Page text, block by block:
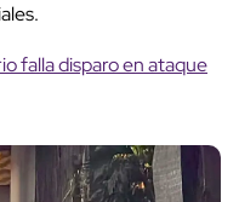
falla disparo en ataque